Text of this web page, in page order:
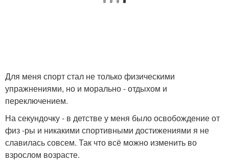
Для меня спорт стал не только физическими
упражнениями, но и морально - отдыхом и
переключением.
На секундочку - в детстве у меня было освобождение от
физ -ры и никакими спортивными достижениями я не
славилась совсем. Так что всё можно изменить во
взрослом возрасте.